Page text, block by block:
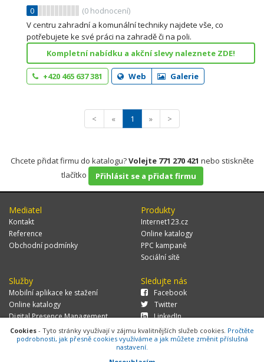
0
(0 hodnocení)
V centru zahradní a komunální techniky najdete vše, co
potřebujete ke své práci na zahradě či na poli.
Kompletní nabídku a akční slevy naleznete ZDE!
+420 465 637 381 Web Galerie
< « 1 » >
Chcete přidat firmu do katalogu?Volejte 771 270 421 nebo stiskněte
tlačítko
Přihlásit se a přidat firmu
Mediatel
Kontakt
Reference
Obchodní podmínky
Produkty
Internet123.cz
Online katalogy
PPC kampaně
Sociální sítě
Služby
Mobilní aplikace ke stažení
Online katalogy
Digital Presence Management
Více zákazníků
Sledujte nás
Facebook
Twitter
LinkedIn
Cookies - Tyto stránky využívají v zájmu kvalitnějších služeb cookies. Pročtěte
podrobnosti, jak přesně cookies využíváme a jak můžete změnit příslušná
nastavení.